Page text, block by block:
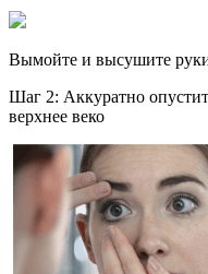
Вымойте и высушите
Шаг 2: Аккуратно
верхнее веко